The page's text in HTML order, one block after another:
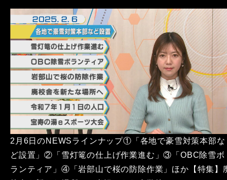
2月6日のNEWSラインナップ①「各地で豪雪対策本部な
ど設置」②「雪灯篭の仕上げ作業進む」③「OBC除雪ボ
ランティア」④「岩部山で桜の防除作業」ほか【特集】